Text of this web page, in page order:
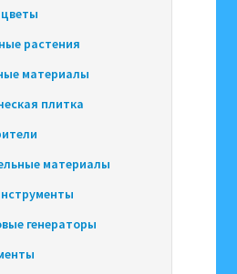
растения
материалы
плитка
материалы
генераторы